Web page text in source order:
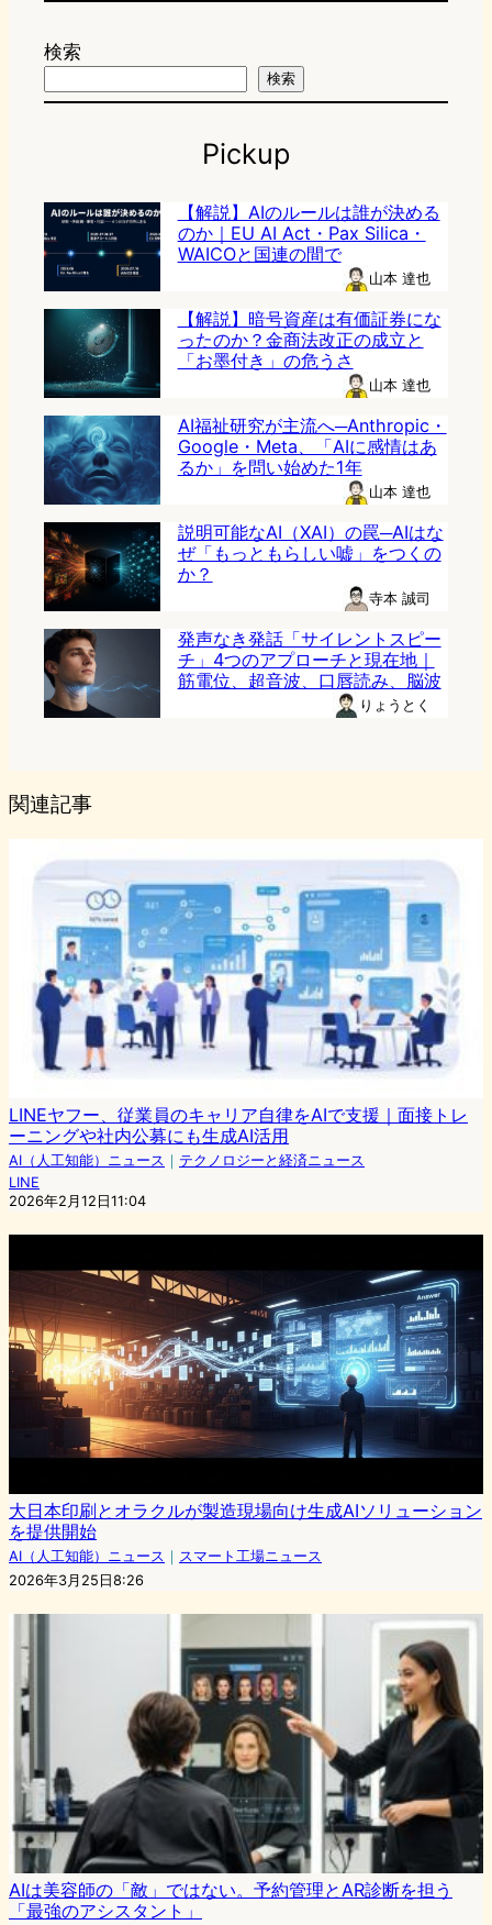
検索
検索
Pickup
【解説】AIのルールは誰が決める
のか｜EU AI Act・Pax Silica・
WAICOと国連の間で
山本 達也
【解説】暗号資産は有価証券にな
ったのか？金商法改正の成立と
「お墨付き」の危うさ
山本 達也
AI福祉研究が主流へ─Anthropic・
Google・Meta、「AIに感情はあ
るか」を問い始めた1年
山本 達也
説明可能なAI（XAI）の罠─AIはな
ぜ「もっともらしい嘘」をつくの
か？
寺本 誠司
発声なき発話「サイレントスピー
チ」4つのアプローチと現在地｜
筋電位、超音波、口唇読み、脳波
りょうとく
関連記事
LINEヤフー、従業員のキャリア自律をAIで支援｜面接トレ
ーニングや社内公募にも生成AI活用
AI（人工知能）ニュース ｜ テクノロジーと経済ニュース
LINE
2026年2月12日11:04
大日本印刷とオラクルが製造現場向け生成AIソリューション
を提供開始
AI（人工知能）ニュース ｜ スマート工場ニュース
2026年3月25日8:26
AIは美容師の「敵」ではない。予約管理とAR診断を担う
「最強のアシスタント」